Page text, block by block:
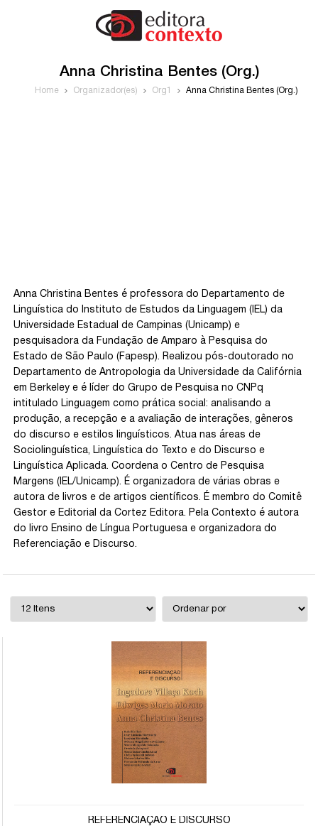
Anna Christina Bentes (Org.)
Home Organizador(es) Org1 Anna Christina Bentes (Org.)
Anna Christina Bentes é professora do Departamento de
Linguística do Instituto de Estudos da Linguagem (IEL) da
Universidade Estadual de Campinas (Unicamp) e
pesquisadora da Fundação de Amparo à Pesquisa do
Estado de São Paulo (Fapesp). Realizou pós-doutorado no
Departamento de Antropologia da Universidade da Califórnia
em Berkeley e é líder do Grupo de Pesquisa no CNPq
intitulado Linguagem como prática social: analisando a
produção, a recepção e a avaliação de interações, gêneros
do discurso e estilos linguísticos. Atua nas áreas de
Sociolinguística, Linguística do Texto e do Discurso e
Linguística Aplicada. Coordena o Centro de Pesquisa
Margens (IEL/Unicamp). É organizadora de várias obras e
autora de livros e de artigos científicos. É membro do Comitê
Gestor e Editorial da Cortez Editora. Pela Contexto é autora
do livro Ensino de Língua Portuguesa e organizadora do
Referenciação e Discurso.
REFERENCIAÇÃO E DISCURSO